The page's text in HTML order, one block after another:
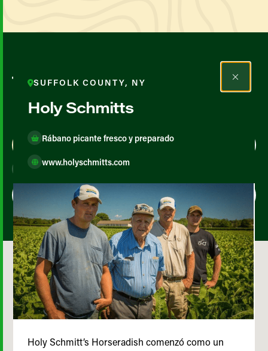
Todos los agricultores y
productores
Map View
SUFFOLK COUNTY, NY
Holy Schmitts
Rábano picante fresco y preparado
www.holyschmitts.com
Holy Schmitt’s Horseradish comenzó como un